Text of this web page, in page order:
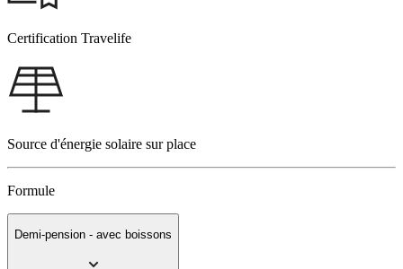
Certification Travelife
️Source d'énergie solaire sur place
Formule
Demi-pension - avec boissons